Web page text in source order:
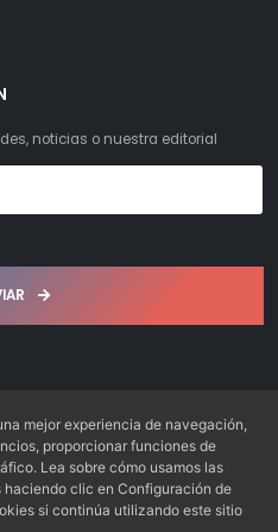
noticias o nuestra editorial
los derechos reservados
Web4x4.es
mejor experiencia de navegación,
proporcionar funciones de
Lea sobre cómo usamos las
clic en Configuración de
si continúa utilizando este sitio